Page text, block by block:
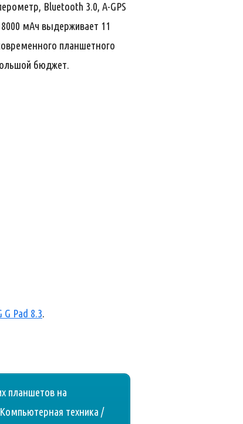
Bluetooth 3.0, A-GPS
мАч выдерживает 11
планшетного
бюджет.
G Pad 8.3.
планшетов на
техника /